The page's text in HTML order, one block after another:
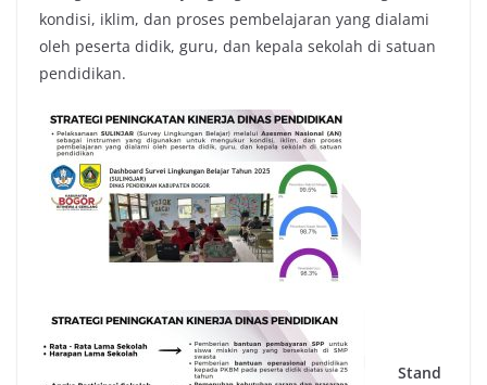
kondisi, iklim, dan proses pembelajaran yang dialami
oleh peserta didik, guru, dan kepala sekolah di satuan
pendidikan.
Stand